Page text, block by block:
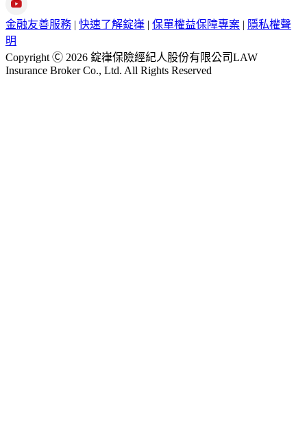
金融友善服務 | 快速了解錠嵂 | 保單權益保障專案 | 隱私權聲
明
Copyright Ⓒ 2026 錠嵂保險經紀人股份有限公司LAW
Insurance Broker Co., Ltd. All Rights Reserved